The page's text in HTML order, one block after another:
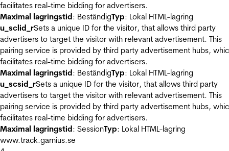
facilitates real-time bidding for advertisers.
Maximal lagringstid: BeständigTyp: Lokal HTML-lagring
u_sclid_rSets a unique ID for the visitor, that allows third party
advertisers to target the visitor with relevant advertisement. This
pairing service is provided by third party advertisement hubs,
facilitates real-time bidding for advertisers.
Maximal lagringstid: BeständigTyp: Lokal HTML-lagring
u_scsid_rSets a unique ID for the visitor, that allows third party
advertisers to target the visitor with relevant advertisement. This
pairing service is provided by third party advertisement hubs,
facilitates real-time bidding for advertisers.
Maximal lagringstid: SessionTyp: Lokal HTML-lagring
www.track.garnius.se